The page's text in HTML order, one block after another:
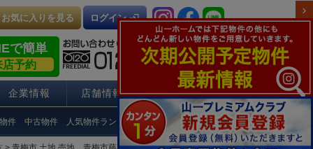
お気に入りを見る ログイン login
で簡単
店予約
企業情報 店舗情報 採用情報
件 中古物件 人気物件ランキング Q＆A
chevron_right